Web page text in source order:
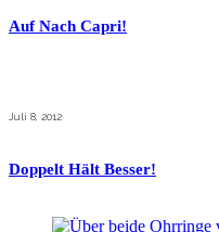
Auf Nach Capri!
Juli 8, 2012
Doppelt Hält Besser!